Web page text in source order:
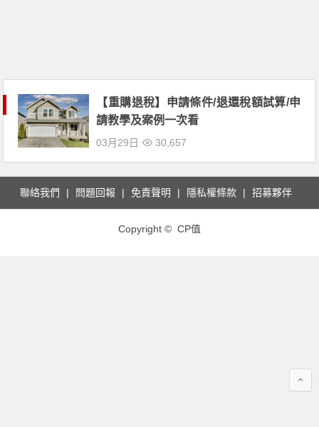
【重購退稅】申請條件/退還稅額試算/申
請教學及案例一次看
03月29日 30,657
聯絡我們 問題回報 免責聲明 隱私權條款 招募夥伴
Copyright © CP值